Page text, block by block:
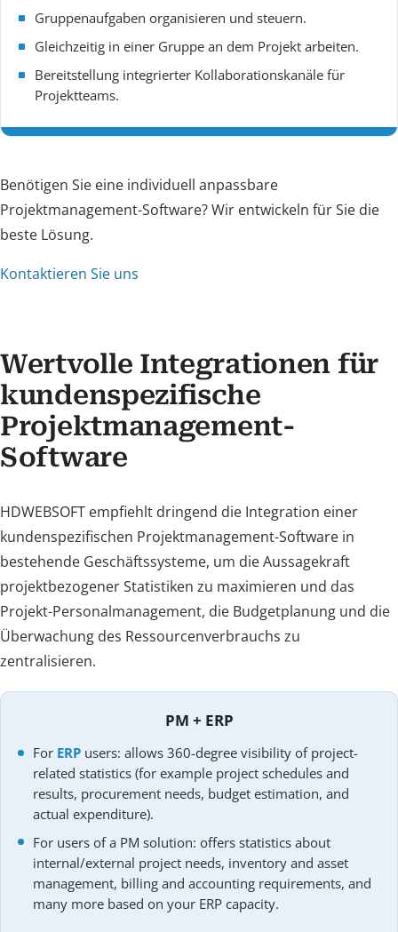
Gruppenaufgaben organisieren und steuern.
Gleichzeitig in einer Gruppe an dem Projekt arbeiten.
Bereitstellung integrierter Kollaborationskanäle für
Projektteams.
Benötigen Sie eine individuell anpassbare
Projektmanagement-Software? Wir entwickeln für Sie die
beste Lösung.
Kontaktieren Sie uns
Wertvolle Integrationen für
kundenspezifische
Projektmanagement-
Software
HDWEBSOFT empfiehlt dringend die Integration einer
kundenspezifischen Projektmanagement-Software in
bestehende Geschäftssysteme, um die Aussagekraft
projektbezogener Statistiken zu maximieren und das
Projekt-Personalmanagement, die Budgetplanung und die
Überwachung des Ressourcenverbrauchs zu
zentralisieren.
PM + ERP
For ERPusers: allows 360-degree visibility of project-
related statistics (for example project schedules and
results, procurement needs, budget estimation, and
actual expenditure).
For users of a PM solution: offers statistics about
internal/external project needs, inventory and asset
management, billing and accounting requirements, and
many more based on your ERP capacity.